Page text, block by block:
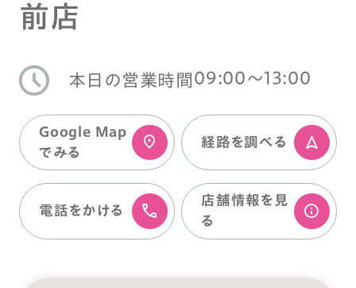
前店
本日の営業時間 09:00〜13:00
Google Map
でみる
経路を調べる
電話をかける
店舗情報を⾒
る